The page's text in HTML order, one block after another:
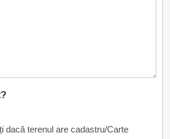
dacă terenul are cadastru/Carte